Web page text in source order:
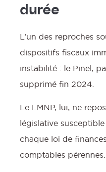
durée
L’un des reproches
dispositifs fiscaux
instabilité : le Pinel,
supprimé fin 2024.
Le LMNP, lui, ne
législative susceptible
chaque loi de
comptables pérennes.